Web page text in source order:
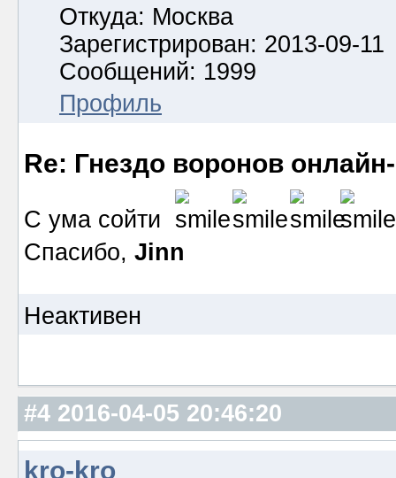
Откуда: Москва
Зарегистрирован: 2013-09-11
Сообщений: 1999
Профиль
Re: Гнездо воронов
С ума сойти
Спасибо, Jinn
Неактивен
#4 2016-04-05 20:46:20
kro-kro